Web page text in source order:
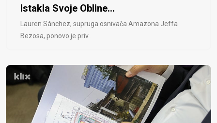
Istakla Svoje Obline...
Lauren Sánchez, supruga osnivača Amazona Jeffa
Bezosa, ponovo je priv..